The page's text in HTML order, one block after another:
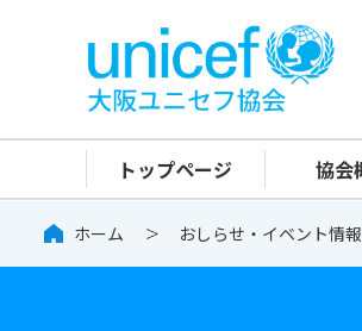
トップページ 協会
ホーム おしらせ・イベント情報